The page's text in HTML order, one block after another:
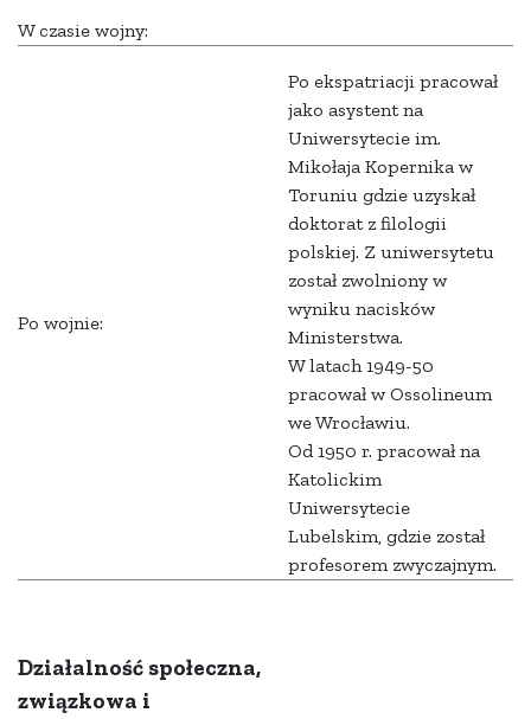
W czasie wojny:
Po wojnie:
Po ekspatriacji pracował
jako asystent na
Uniwersytecie im.
Mikołaja Kopernika w
Toruniu gdzie uzyskał
doktorat z filologii
polskiej. Z uniwersytetu
został zwolniony w
wyniku nacisków
Ministerstwa.
W latach 1949-50
pracował w Ossolineum
we Wrocławiu.
Od 1950 r. pracował na
Katolickim
Uniwersytecie
Lubelskim, gdzie został
profesorem zwyczajnym.
Działalność społeczna,
związkowa i